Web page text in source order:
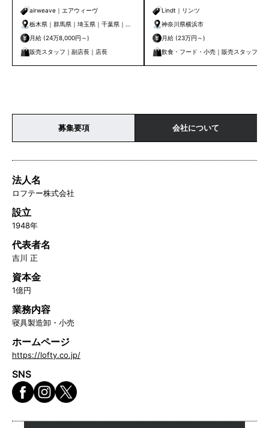
airweave｜エアウィーヴ
栃木県｜群馬県｜埼玉県｜千葉県｜東
京都｜神奈川県
月給 (24万8,000円～)
販売スタッフ｜副店長｜店長
二新卒歓迎＊チョコレート研修
＆割引有
Lindt｜リンツ
神奈川県横浜市
月給 (23万円～)
飲食・フード・小売｜販売スタッフ
募集要項 会社について
法人名
ロフテー株式会社
設立
1948年
代表者名
吉川 正
資本金
1億円
業務内容
寝具製造卸・小売
ホームページ
https://lofty.co.jp/
SNS